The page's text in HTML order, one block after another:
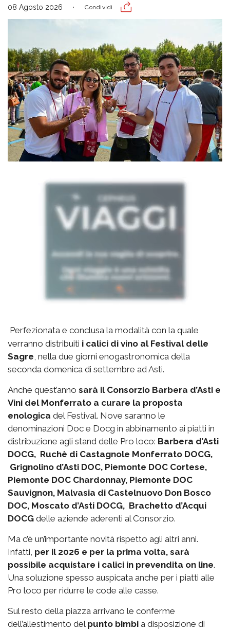
08 Agosto 2026 Condividi
Perfezionata e conclusa la modalità con la quale
verranno distribuiti i calici di vino al Festival delle
Sagre, nella due giorni enogastronomica della
seconda domenica di settembre ad Asti.
Anche quest’anno sarà il Consorzio Barbera d’Asti e
Vini del Monferrato a curare la proposta
enologica del Festival. Nove saranno le
denominazioni Doc e Docg in abbinamento ai piatti in
distribuzione agli stand delle Pro loco: Barbera d’Asti
DOCG, Ruchè di Castagnole Monferrato DOCG,
Grignolino d’Asti DOC, Piemonte DOC Cortese,
Piemonte DOC Chardonnay, Piemonte DOC
Sauvignon, Malvasia di Castelnuovo Don Bosco
DOC, Moscato d’Asti DOCG, Brachetto d’Acqui
DOCG delle aziende aderenti al Consorzio.
Ma c’è un’importante novità rispetto agli altri anni.
Infatti, per il 2026 e per la prima volta, sarà
possibile acquistare i calici in prevendita on line.
Una soluzione spesso auspicata anche per i piatti alle
Pro loco per ridurre le code alle casse.
Sul resto della piazza arrivano le conferme
dell’allestimento del punto bimbi a disposizione di